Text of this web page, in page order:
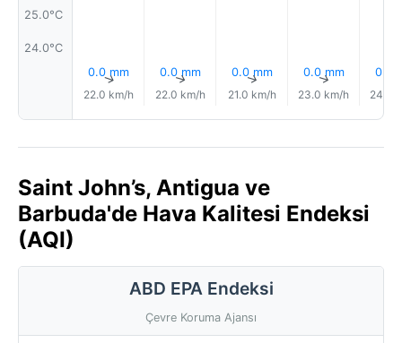
25.0°C
24.0°C
0.0 mm
↑
22.0 km/h
0.0 mm
↑
22.0 km/h
0.0 mm
↑
21.0 km/h
0.0 mm
↑
23.0 km/h
0.0
24.0
Saint John’s, Antigua ve
Barbuda'de Hava Kalitesi Endeksi
(AQI)
ABD EPA Endeksi
Çevre Koruma Ajansı